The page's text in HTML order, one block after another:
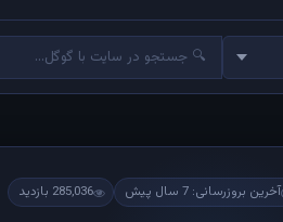
آخرین بروزرسانی: 7 سال پیش 285,036 بازدید